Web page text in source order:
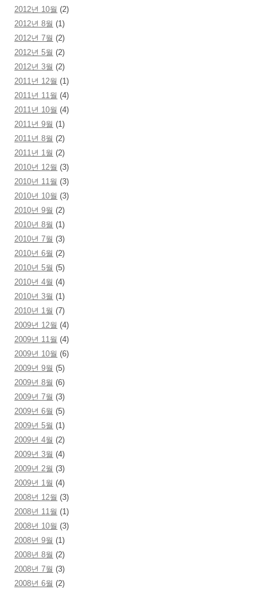
2012년 10월 (2)
2012년 8월 (1)
2012년 7월 (2)
2012년 5월 (2)
2012년 3월 (2)
2011년 12월 (1)
2011년 11월 (4)
2011년 10월 (4)
2011년 9월 (1)
2011년 8월 (2)
2011년 1월 (2)
2010년 12월 (3)
2010년 11월 (3)
2010년 10월 (3)
2010년 9월 (2)
2010년 8월 (1)
2010년 7월 (3)
2010년 6월 (2)
2010년 5월 (5)
2010년 4월 (4)
2010년 3월 (1)
2010년 1월 (7)
2009년 12월 (4)
2009년 11월 (4)
2009년 10월 (6)
2009년 9월 (5)
2009년 8월 (6)
2009년 7월 (3)
2009년 6월 (5)
2009년 5월 (1)
2009년 4월 (2)
2009년 3월 (4)
2009년 2월 (3)
2009년 1월 (4)
2008년 12월 (3)
2008년 11월 (1)
2008년 10월 (3)
2008년 9월 (1)
2008년 8월 (2)
2008년 7월 (3)
2008년 6월 (2)